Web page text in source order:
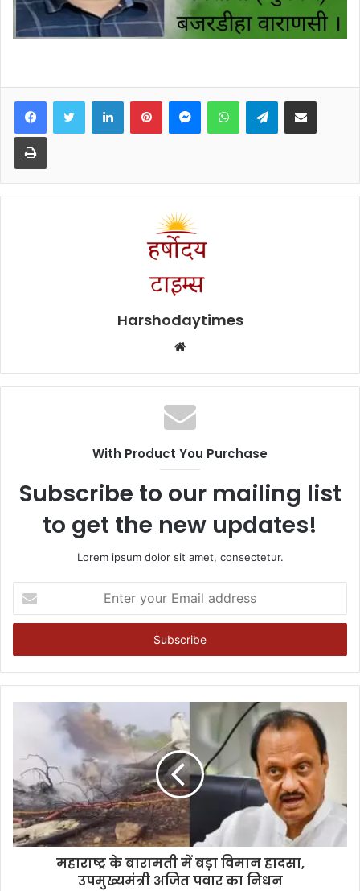
FacebookTwitter LinkedInPinterestMessengerWhatsAppTelegramShare via Email
Print
Harshodaytimes
Website
With Product You Purchase
Subscribe to our mailing list
to get the new updates!
Lorem ipsum dolor sit amet, consectetur.
your
Email
महाराष्ट्र के बारामती में बड़ा विमान हादसा,
उपमुख्यमंत्री अजित पवार का निधन